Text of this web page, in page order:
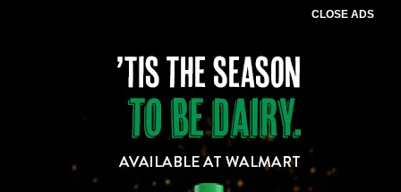
CLOSE ADS